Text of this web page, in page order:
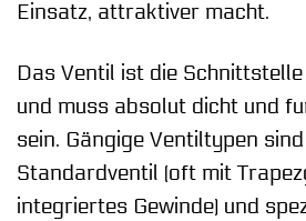
Einsatz, attraktiver macht.
Das Ventil ist die
und muss absolut dicht und
sein. Gängige Ventiltypen
Standardventil (oft mit
integriertes Gewinde) und